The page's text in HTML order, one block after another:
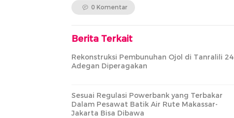
0 Komentar
Berita Terkait
Rekonstruksi Pembunuhan Ojol di Tanralili 24
Adegan Diperagakan
Sesuai Regulasi Powerbank yang Terbakar
Dalam Pesawat Batik Air Rute Makassar-
Jakarta Bisa Dibawa